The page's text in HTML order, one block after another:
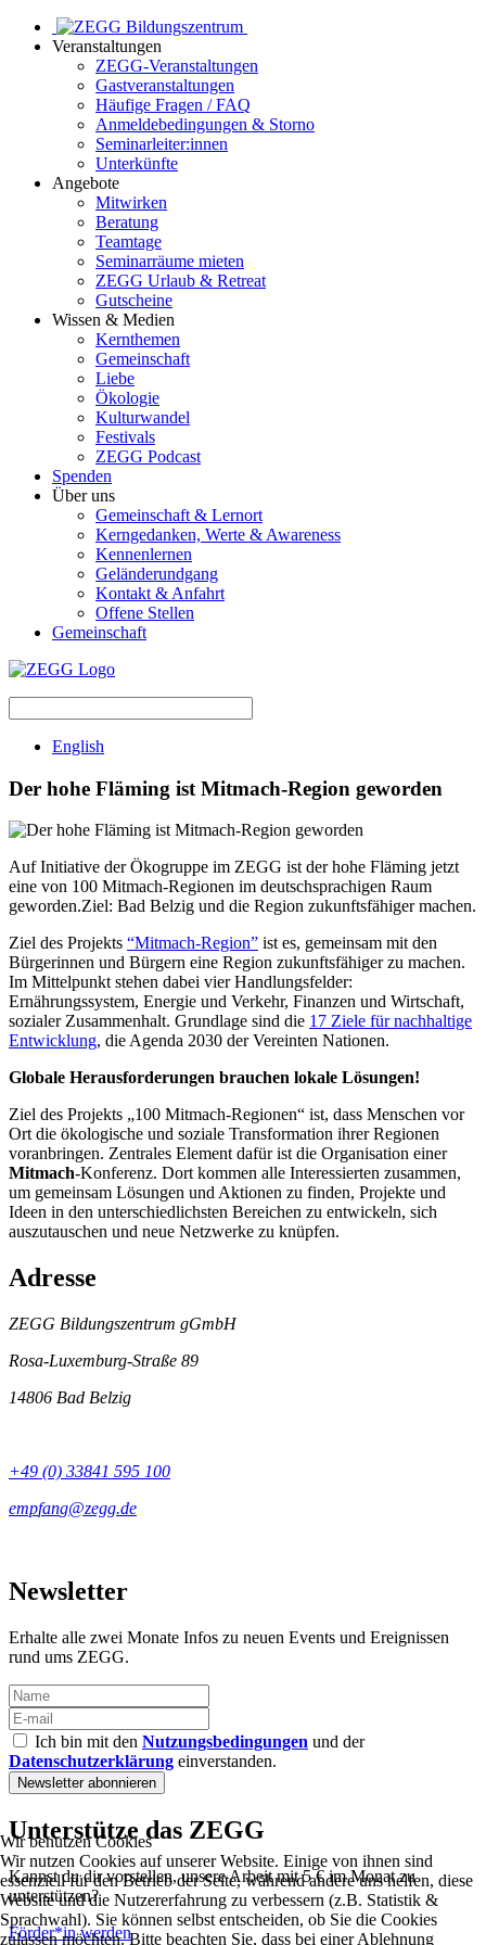
Veranstaltungen
ZEGG-Veranstaltungen
Gastveranstaltungen
Häufige Fragen / FAQ
Anmeldebedingungen & Storno
Seminarleiter:innen
Unterkünfte
Angebote
Mitwirken
Beratung
Teamtage
Seminarräume mieten
ZEGG Urlaub & Retreat
Gutscheine
Wissen & Medien
Kernthemen
Gemeinschaft
Liebe
Ökologie
Kulturwandel
Festivals
ZEGG Podcast
Spenden
Über uns
Gemeinschaft & Lernort
Kerngedanken, Werte & Awareness
Kennenlernen
Geländerundgang
Kontakt & Anfahrt
Offene Stellen
Gemeinschaft
English
Der hohe Fläming ist Mitmach-Region geworden
Auf Initiative der Ökogruppe im ZEGG ist der hohe Fläming jetzt
eine von 100 Mitmach-Regionen im deutschsprachigen Raum
geworden.Ziel: Bad Belzig und die Region zukunftsfähiger machen.
Ziel des Projekts “Mitmach-Region” ist es, gemeinsam mit den
Bürgerinnen und Bürgern eine Region zukunftsfähiger zu machen.
Im Mittelpunkt stehen dabei vier Handlungsfelder:
Ernährungssystem, Energie und Verkehr, Finanzen und Wirtschaft,
sozialer Zusammenhalt. Grundlage sind die 17 Ziele für nachhaltige
Entwicklung, die Agenda 2030 der Vereinten Nationen.
Globale Herausforderungen brauchen lokale Lösungen!
Ziel des Projekts „100 Mitmach-Regionen“ ist, dass Menschen vor
Ort die ökologische und soziale Transformation ihrer Regionen
voranbringen. Zentrales Element dafür ist die Organisation einer
Mitmach-Konferenz. Dort kommen alle Interessierten zusammen,
um gemeinsam Lösungen und Aktionen zu finden, Projekte und
Ideen in den unterschiedlichsten Bereichen zu entwickeln, sich
auszutauschen und neue Netzwerke zu knüpfen.
Adresse
ZEGG Bildungszentrum gGmbH
Rosa-Luxemburg-Straße 89
14806 Bad Belzig
+49 (0) 33841 595 100
Newsletter
Erhalte alle zwei Monate Infos zu neuen Events und Ereignissen
rund ums ZEGG.
Ich bin mit den Nutzungsbedingungen und der
Datenschutzerklärung einverstanden.
Unterstütze das ZEGG
Kannst du dir vorstellen, unsere Arbeit mit 5 € im Monat zu
unterstützen?
Förder*in werden
Wir benutzen Cookies
Wir nutzen Cookies auf unserer Website. Einige von ihnen sind
essenziell für den Betrieb der Seite, während andere uns helfen, diese
Website und die Nutzererfahrung zu verbessern (z.B. Statistik &
Sprachwahl). Sie können selbst entscheiden, ob Sie die Cookies
zulassen möchten. Bitte beachten Sie, dass bei einer Ablehnung